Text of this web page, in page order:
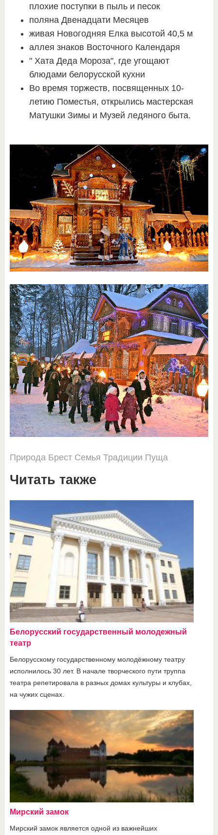
плохие поступки в пыль и песок
поляна Двенадцати Месяцев
живая Новогодняя Елка высотой 40,5 м
аллея знаков Восточного Календаря
" Хата Деда Мороза", где угощают
блюдами белорусской кухни
Во время торжеств, посвященных 10-
летию Поместья, открылись мастерская
Матушки Зимы и Музей ледяного быта.
Природа Брест Семья Традиции Пуща
Читать также
Белорусский государственный молодежный
театр
Белорусскому государственному молодёжному театру
исполнилось 30 лет. В начале творческого пути труппа
театра репетировала в разных домах культуры и клубах,
на чужих сценах.
Мирский замок
Мирский замок является одной из важнейших